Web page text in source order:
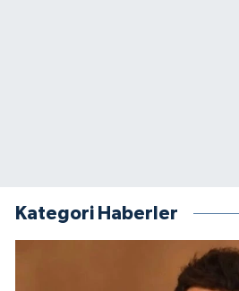
Kategori Haberler